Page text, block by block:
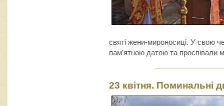
святі жени-мироносиці. У свою
пам'ятною датою та проспівали
23 квітня. Поминальні